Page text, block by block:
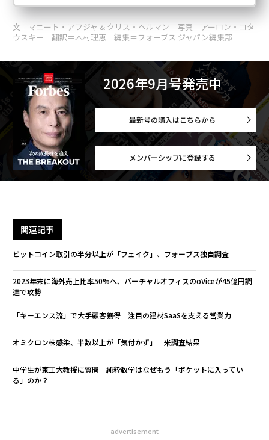
文＝マニート・アフジャ & クリス・ヘルマン 写真＝アーロン・コタ
ウスキー 翻訳＝木村理恵 編集＝フォーブス ジャパン編集部
2026年9月号発売中
最新号の購入はこちらから
メンバーシップに登録する
関連記事
ビットコイン取引の半分以上が「フェイク」、フォーブス独自調査
2023年末に海外売上比率50%へ、バーチャルオフィスのoViceが45億円調
達で攻勢
「キーエンス流」で大手顧客獲得 注目の建材SaaSを支える営業力
オミクロン株感染、半数以上が「気付かず」 米調査結果
中学生が東工大教授に質問 純粋数学はなぜもう「ポケットに入ってい
る」のか？
advertisement